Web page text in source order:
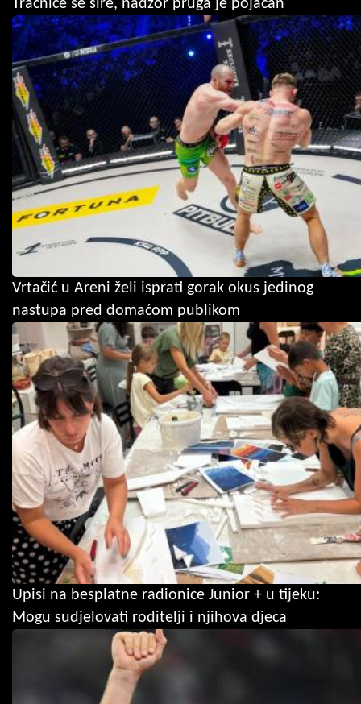
Tračnice se šire, nadzor pruga je pojačan
Vrtačić u Areni želi isprati gorak okus jedinog
nastupa pred domaćom publikom
Upisi na besplatne radionice Junior + u tijeku:
Mogu sudjelovati roditelji i njihova djeca